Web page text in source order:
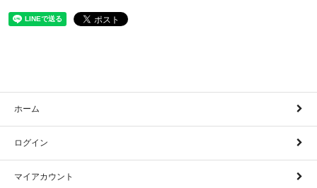
ホーム
ログイン
マイアカウント